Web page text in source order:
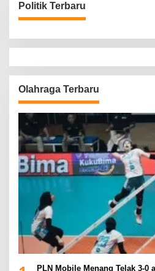
Politik Terbaru
Olahraga Terbaru
PLN Mobile Menang Telak 3-0